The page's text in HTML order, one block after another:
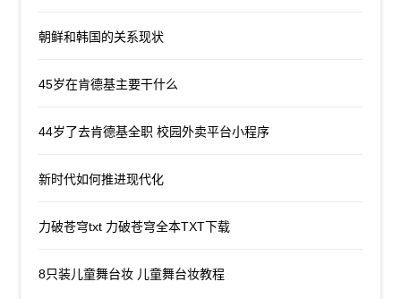
朝鲜和韩国的关系现状
45岁在肯德基主要干什么
44岁了去肯德基全职 校园外卖平台小程序
新时代如何推进现代化
力破苍穹txt 力破苍穹全本TXT下载
8只装儿童舞台妆 儿童舞台妆教程